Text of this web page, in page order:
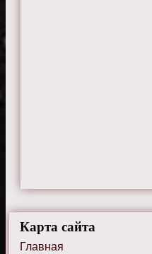
Карта сайта
Главная